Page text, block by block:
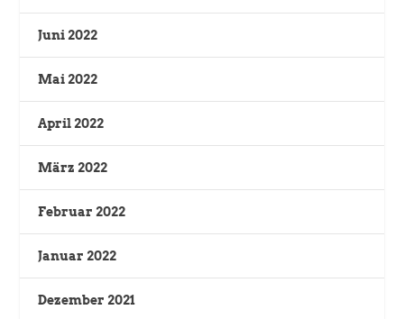
Juni 2022
Mai 2022
April 2022
März 2022
Februar 2022
Januar 2022
Dezember 2021